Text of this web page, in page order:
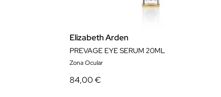
Elizabeth Arden
PREVAGE EYE SERUM 20ML
Zona Ocular
84,00 €